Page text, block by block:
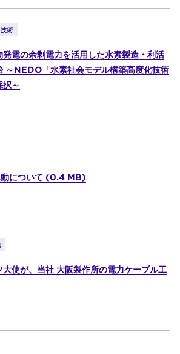
術
電の余剰電力を活用した水素製造・利活
～NEDO「水素社会モデル構築高度化技術
択～
動について (0.4 MB)
使が、当社 大阪製作所の電力ケーブル工